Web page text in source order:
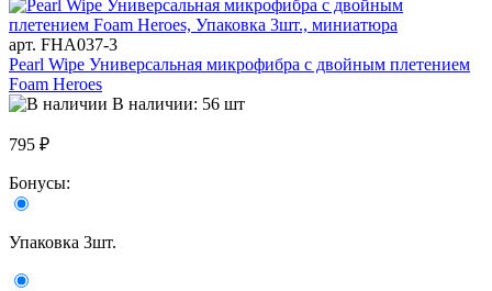
арт. FHA037-3
Pearl Wipe Универсальная микрофибра с двойным плетением
Foam Heroes
В наличии: 56 шт
795 ₽
Бонусы:
Упаковка 3шт.